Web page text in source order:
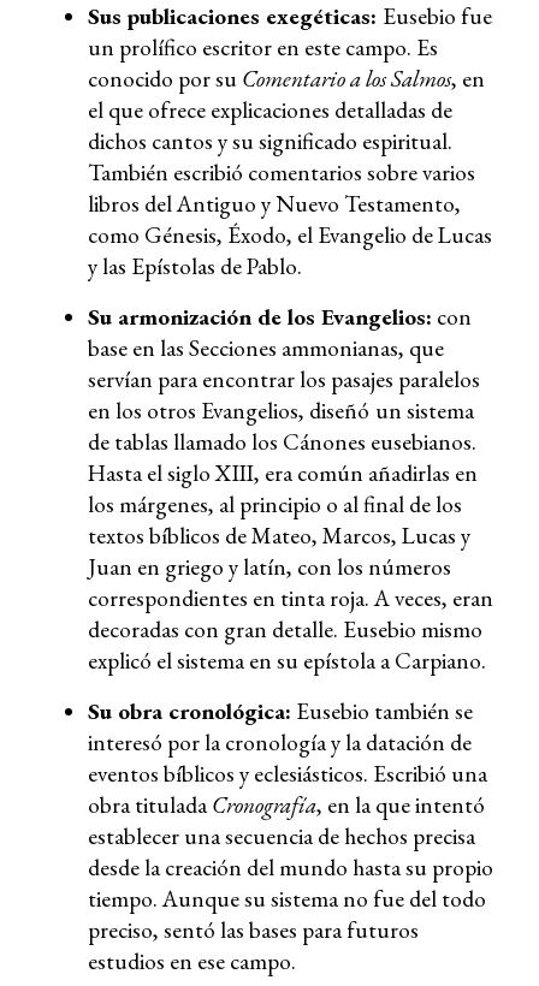
Sus publicaciones exegéticas: Eusebio fue
un prolífico escritor en este campo. Es
conocido por su Comentario a los Salmos, en
el que ofrece explicaciones detalladas de
dichos cantos y su significado espiritual.
También escribió comentarios sobre varios
libros del Antiguo y Nuevo Testamento,
como Génesis, Éxodo, el Evangelio de Lucas
y las Epístolas de Pablo.
Su armonización de los Evangelios: con
base en las Secciones ammonianas, que
servían para encontrar los pasajes paralelos
en los otros Evangelios, diseñó un sistema
de tablas llamado los Cánones eusebianos.
Hasta el siglo XIII, era común añadirlas en
los márgenes, al principio o al final de los
textos bíblicos de Mateo, Marcos, Lucas y
Juan en griego y latín, con los números
correspondientes en tinta roja. A veces, eran
decoradas con gran detalle. Eusebio mismo
explicó el sistema en su epístola a Carpiano.
Su obra cronológica: Eusebio también se
interesó por la cronología y la datación de
eventos bíblicos y eclesiásticos. Escribió una
obra titulada Cronografía, en la que intentó
establecer una secuencia de hechos precisa
desde la creación del mundo hasta su propio
tiempo. Aunque su sistema no fue del todo
preciso, sentó las bases para futuros
estudios en ese campo.